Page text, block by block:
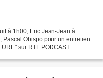
à 1h00, Eric Jean-Jean à
Pascal Obispo pour un entretien
sur RTL PODCAST .